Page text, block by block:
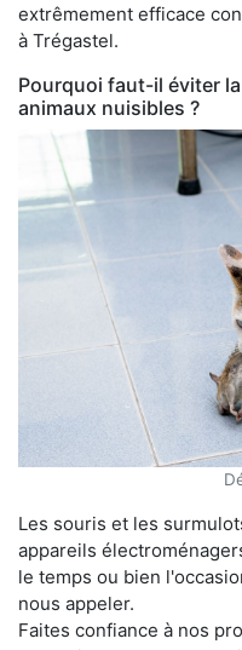
extrêmement efficace
à Trégastel.
Pourquoi faut-il éviter
animaux nuisibles ?
Les souris et les
appareils
le temps ou bien
nous appeler.
Faites confiance à nos